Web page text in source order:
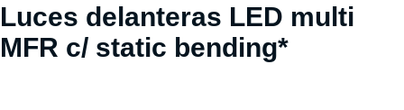
Luces delanteras LED multi
MFR c/ static bending*